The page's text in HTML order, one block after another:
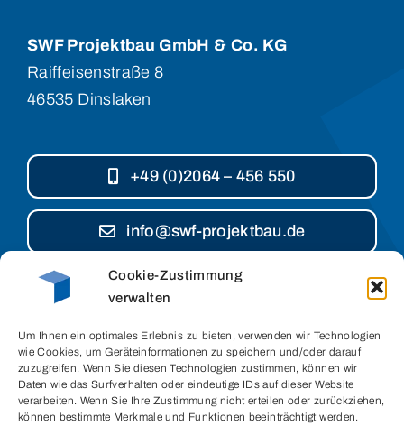
Cookie-Zustimmung
verwalten
Um Ihnen ein optimales Erlebnis zu bieten, verwenden wir Technologien
wie Cookies, um Geräteinformationen zu speichern und/oder darauf
zuzugreifen. Wenn Sie diesen Technologien zustimmen, können wir
Daten wie das Surfverhalten oder eindeutige IDs auf dieser Website
verarbeiten. Wenn Sie Ihre Zustimmung nicht erteilen oder zurückziehen,
können bestimmte Merkmale und Funktionen beeinträchtigt werden.
SWF Projektbau GmbH & Co. KG
Raiffeisenstraße 8
46535 Dinslaken
+49 (0)2064 – 456 550
info@swf-projektbau.de
Cookies
Datenschutz
Impressum